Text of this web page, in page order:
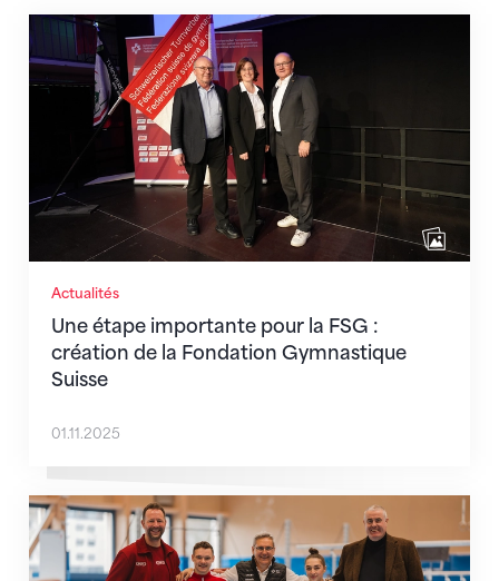
Actualités
Une étape importante pour la FSG :
création de la Fondation Gymnastique
Suisse
Une étape importante pour la FSG : création de la
01.11.2025
La FSG, OCHSNER SPORT et JAKO recherchent la